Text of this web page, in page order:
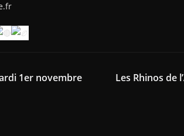
1er novembre
Les Rhinos de